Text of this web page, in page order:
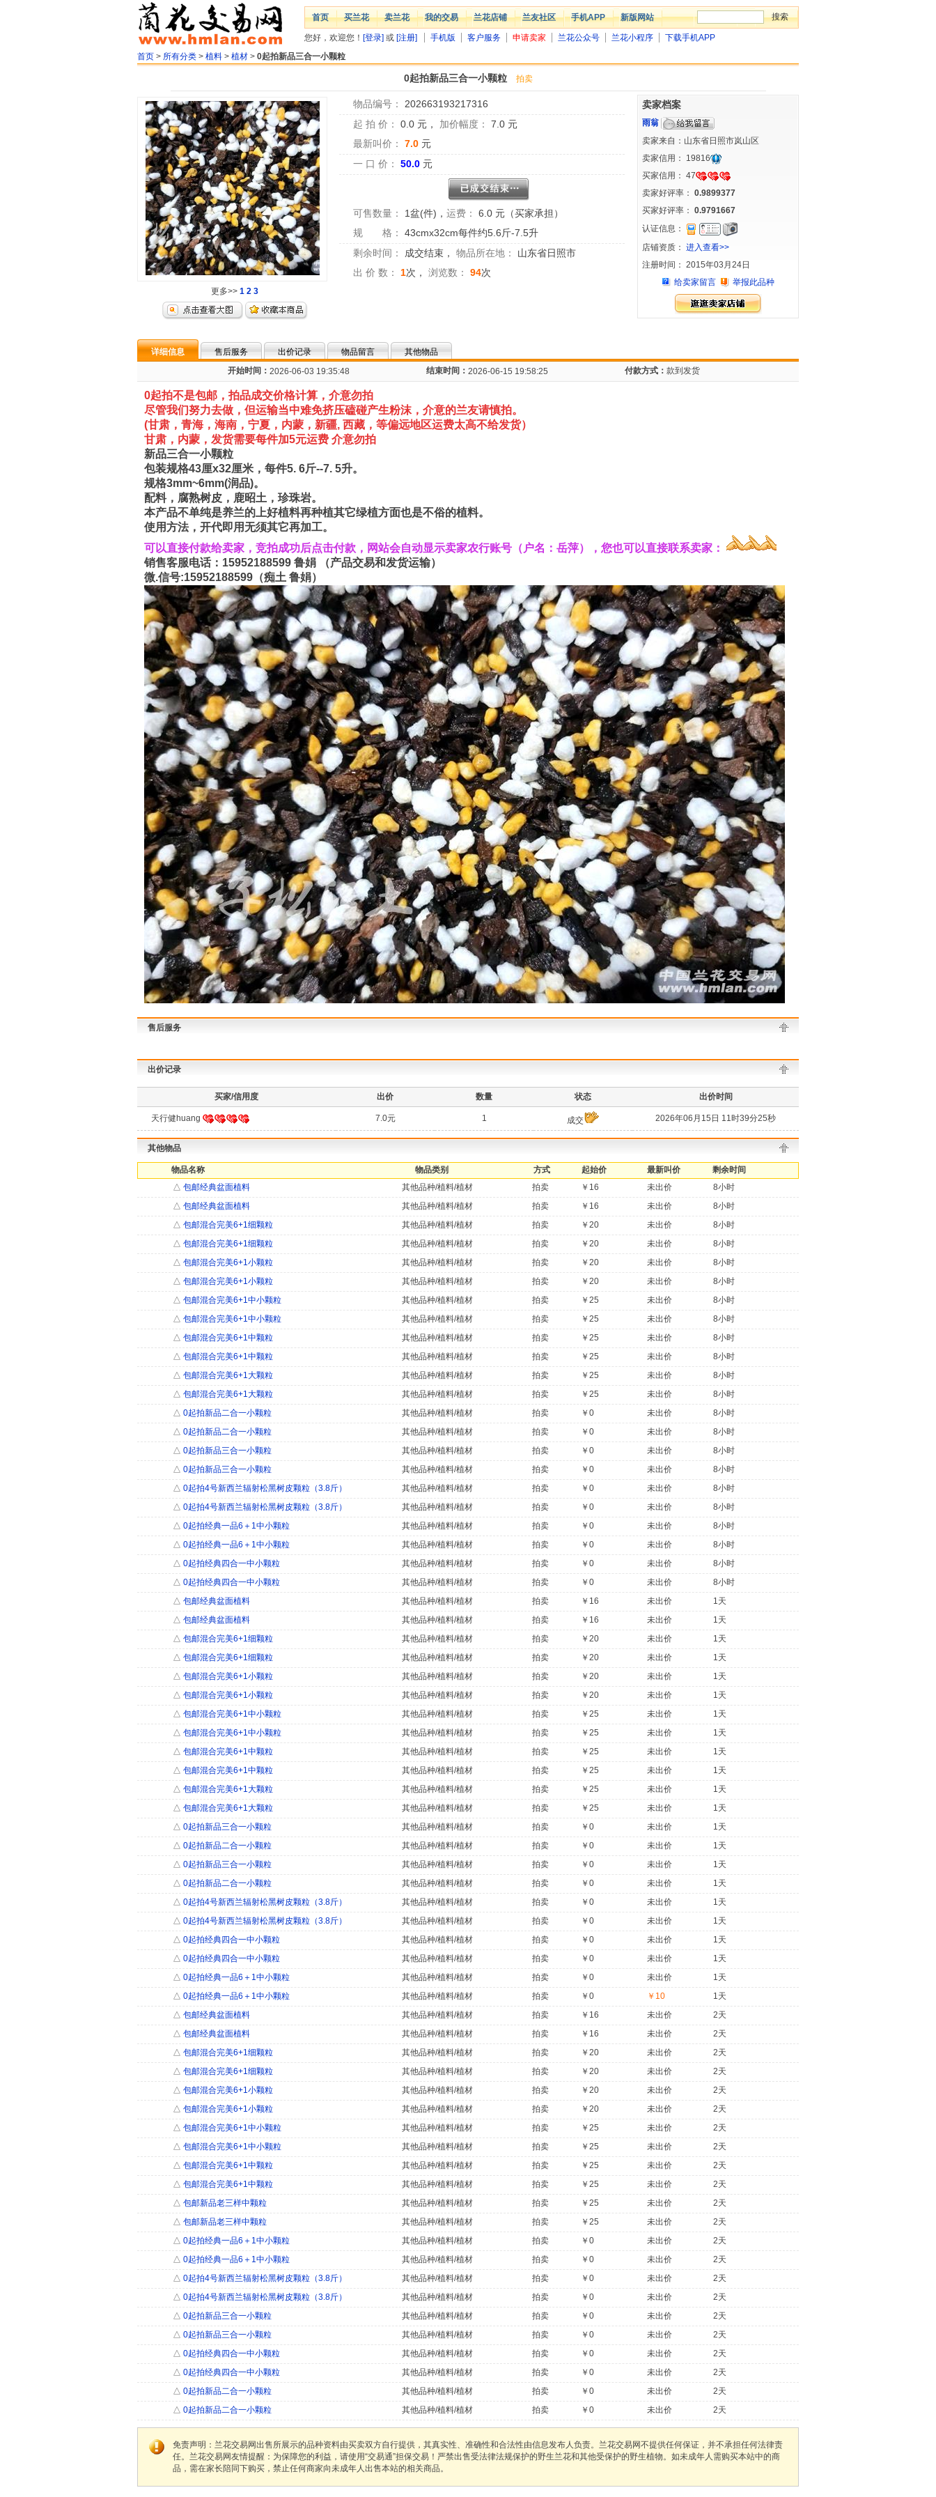
首页 买兰花 卖兰花 我的交易 兰花店铺 兰友社区 手机APP 新版网站
您好，欢迎您！ [登录] 或 [注册] 手机版 客户服务 申请卖家 兰花公众号 兰花小程序
下载手机APP
首页 > 所有分类 > 植料 > 植材 > 0起拍新品三合一小颗粒
0起拍新品三合一小颗粒 拍卖
更多>> 1 2 3
物品编号：
202663193217316
起 拍 价：
0.0 元， 加价幅度： 7.0 元
最新叫价：
7.0 元
一 口 价：
50.0 元
可售数量： 1盆(件) ， 运费：
6.0 元（买家承担）
规 格：
43cmx32cm每件约5.6斤-7.5升
剩余时间：
成交结束 ， 物品所在地：
山东省日照市
出 价 数：
1次， 浏览数： 94次
卖家档案
雨翁
卖家来自：山东省日照市岚山区
卖家信用： 19816
买家信用： 47
卖家好评率： 0.9899377
买家好评率： 0.9791667
认证信息：
店铺资质： 进入查看>>
注册时间： 2015年03月24日
给卖家留言
举报此品种
详细信息 售后服务 出价记录 物品留言
其他物品
开始时间： 2026-06-03 19:35:48 结束时间： 2026-06-15 19:58:25 付款方式： 款到发货
0起拍不是包邮，拍品成交价格计算，介意勿拍
尽管我们努力去做，但运输当中难免挤压磕碰产生粉沫，介意的兰友请慎拍。
(甘肃， 青海，海南，宁夏，内蒙，新疆, 西藏，等偏远地区运费太高不给发货）
甘肃，内蒙，发货需要每件加5元运费 介意勿拍
新品三合一小颗粒
包装规格43厘x32厘米，每件5. 6斤--7. 5升。
规格3mm~6mm(润品)。
配料，腐熟树皮，鹿昭土，珍珠岩。
本产品不单纯是养兰的上好植料再种植其它绿植方面也是不俗的植料。
使用方法，开代即用无须其它再加工。
可以直接付款给卖家，竞拍成功后点击付款，网站会自动显示卖家农行账号（户名：岳萍），您也可以直接联系卖家：
销售客服电话：15952188599 鲁娟 （产品交易和发货运输）
微.信号:15952188599（痴土 鲁娟）
售后服务
出价记录
买家/信用度 出价 数量 状态 出价时间
天行健huang 7.0元 1 成交 2026年06月15日 11时39分25秒
其他物品
物品名称 物品类别 方式 起始价 最新叫价
剩余时间
△ 包邮经典盆面植料 其他品种/植料/植材 拍卖 ￥16 未出价
8小时
△ 包邮经典盆面植料 其他品种/植料/植材 拍卖 ￥16 未出价
8小时
△ 包邮混合完美6+1细颗粒 其他品种/植料/植材 拍卖 ￥20 未出价
8小时
△ 包邮混合完美6+1细颗粒 其他品种/植料/植材 拍卖 ￥20 未出价
8小时
△ 包邮混合完美6+1小颗粒 其他品种/植料/植材 拍卖 ￥20 未出价
8小时
△ 包邮混合完美6+1小颗粒 其他品种/植料/植材 拍卖 ￥20 未出价
8小时
△ 包邮混合完美6+1中小颗粒 其他品种/植料/植材 拍卖 ￥25 未出价
8小时
△ 包邮混合完美6+1中小颗粒 其他品种/植料/植材 拍卖 ￥25 未出价
8小时
△ 包邮混合完美6+1中颗粒 其他品种/植料/植材 拍卖 ￥25 未出价
8小时
△ 包邮混合完美6+1中颗粒 其他品种/植料/植材 拍卖 ￥25 未出价
8小时
△ 包邮混合完美6+1大颗粒 其他品种/植料/植材 拍卖 ￥25 未出价
8小时
△ 包邮混合完美6+1大颗粒 其他品种/植料/植材 拍卖 ￥25 未出价
8小时
△ 0起拍新品二合一小颗粒 其他品种/植料/植材 拍卖 ￥0 未出价
8小时
△ 0起拍新品二合一小颗粒 其他品种/植料/植材 拍卖 ￥0 未出价
8小时
△ 0起拍新品三合一小颗粒 其他品种/植料/植材 拍卖 ￥0 未出价
8小时
△ 0起拍新品三合一小颗粒 其他品种/植料/植材 拍卖 ￥0 未出价
8小时
△ 0起拍4号新西兰辐射松黑树皮颗粒（3.8斤） 其他品种/植料/植材 拍卖 ￥0 未出价
8小时
△ 0起拍4号新西兰辐射松黑树皮颗粒（3.8斤） 其他品种/植料/植材 拍卖 ￥0 未出价
8小时
△ 0起拍经典一品6＋1中小颗粒 其他品种/植料/植材 拍卖 ￥0 未出价
8小时
△ 0起拍经典一品6＋1中小颗粒 其他品种/植料/植材 拍卖 ￥0 未出价
8小时
△ 0起拍经典四合一中小颗粒 其他品种/植料/植材 拍卖 ￥0 未出价
8小时
△ 0起拍经典四合一中小颗粒 其他品种/植料/植材 拍卖 ￥0 未出价
8小时
△ 包邮经典盆面植料 其他品种/植料/植材 拍卖 ￥16 未出价
1天
△ 包邮经典盆面植料 其他品种/植料/植材 拍卖 ￥16 未出价
1天
△ 包邮混合完美6+1细颗粒 其他品种/植料/植材 拍卖 ￥20 未出价
1天
△ 包邮混合完美6+1细颗粒 其他品种/植料/植材 拍卖 ￥20 未出价
1天
△ 包邮混合完美6+1小颗粒 其他品种/植料/植材 拍卖 ￥20 未出价
1天
△ 包邮混合完美6+1小颗粒 其他品种/植料/植材 拍卖 ￥20 未出价
1天
△ 包邮混合完美6+1中小颗粒 其他品种/植料/植材 拍卖 ￥25 未出价
1天
△ 包邮混合完美6+1中小颗粒 其他品种/植料/植材 拍卖 ￥25 未出价
1天
△ 包邮混合完美6+1中颗粒 其他品种/植料/植材 拍卖 ￥25 未出价
1天
△ 包邮混合完美6+1中颗粒 其他品种/植料/植材 拍卖 ￥25 未出价
1天
△ 包邮混合完美6+1大颗粒 其他品种/植料/植材 拍卖 ￥25 未出价
1天
△ 包邮混合完美6+1大颗粒 其他品种/植料/植材 拍卖 ￥25 未出价
1天
△ 0起拍新品三合一小颗粒 其他品种/植料/植材 拍卖 ￥0 未出价
1天
△ 0起拍新品二合一小颗粒 其他品种/植料/植材 拍卖 ￥0 未出价
1天
△ 0起拍新品三合一小颗粒 其他品种/植料/植材 拍卖 ￥0 未出价
1天
△ 0起拍新品二合一小颗粒 其他品种/植料/植材 拍卖 ￥0 未出价
1天
△ 0起拍4号新西兰辐射松黑树皮颗粒（3.8斤） 其他品种/植料/植材 拍卖 ￥0 未出价
1天
△ 0起拍4号新西兰辐射松黑树皮颗粒（3.8斤） 其他品种/植料/植材 拍卖 ￥0 未出价
1天
△ 0起拍经典四合一中小颗粒 其他品种/植料/植材 拍卖 ￥0 未出价
1天
△ 0起拍经典四合一中小颗粒 其他品种/植料/植材 拍卖 ￥0 未出价
1天
△ 0起拍经典一品6＋1中小颗粒 其他品种/植料/植材 拍卖 ￥0 未出价
1天
△ 0起拍经典一品6＋1中小颗粒 其他品种/植料/植材 拍卖 ￥0 ￥10
1天
△ 包邮经典盆面植料 其他品种/植料/植材 拍卖 ￥16 未出价
2天
△ 包邮经典盆面植料 其他品种/植料/植材 拍卖 ￥16 未出价
2天
△ 包邮混合完美6+1细颗粒 其他品种/植料/植材 拍卖 ￥20 未出价
2天
△ 包邮混合完美6+1细颗粒 其他品种/植料/植材 拍卖 ￥20 未出价
2天
△ 包邮混合完美6+1小颗粒 其他品种/植料/植材 拍卖 ￥20 未出价
2天
△ 包邮混合完美6+1小颗粒 其他品种/植料/植材 拍卖 ￥20 未出价
2天
△ 包邮混合完美6+1中小颗粒 其他品种/植料/植材 拍卖 ￥25 未出价
2天
△ 包邮混合完美6+1中小颗粒 其他品种/植料/植材 拍卖 ￥25 未出价
2天
△ 包邮混合完美6+1中颗粒 其他品种/植料/植材 拍卖 ￥25 未出价
2天
△ 包邮混合完美6+1中颗粒 其他品种/植料/植材 拍卖 ￥25 未出价
2天
△ 包邮新品老三样中颗粒 其他品种/植料/植材 拍卖 ￥25 未出价
2天
△ 包邮新品老三样中颗粒 其他品种/植料/植材 拍卖 ￥25 未出价
2天
△ 0起拍经典一品6＋1中小颗粒 其他品种/植料/植材 拍卖 ￥0 未出价
2天
△ 0起拍经典一品6＋1中小颗粒 其他品种/植料/植材 拍卖 ￥0 未出价
2天
△ 0起拍4号新西兰辐射松黑树皮颗粒（3.8斤） 其他品种/植料/植材 拍卖 ￥0 未出价
2天
△ 0起拍4号新西兰辐射松黑树皮颗粒（3.8斤） 其他品种/植料/植材 拍卖 ￥0 未出价
2天
△ 0起拍新品三合一小颗粒 其他品种/植料/植材 拍卖 ￥0 未出价
2天
△ 0起拍新品三合一小颗粒 其他品种/植料/植材 拍卖 ￥0 未出价
2天
△ 0起拍经典四合一中小颗粒 其他品种/植料/植材 拍卖 ￥0 未出价
2天
△ 0起拍经典四合一中小颗粒 其他品种/植料/植材 拍卖 ￥0 未出价
2天
△ 0起拍新品二合一小颗粒 其他品种/植料/植材 拍卖 ￥0 未出价
2天
△ 0起拍新品二合一小颗粒 其他品种/植料/植材 拍卖 ￥0 未出价 2天
免责声明：兰花交易网出售所展示的品种资料由买卖双方自行提供，其真实性、准确性和合法性由信息发布人负责。兰花交易网不提供任何保证，并不承担任何法律责
任。兰花交易网友情提醒：为保障您的利益，请使用“交易通”担保交易！严禁出售受法律法规保护的野生兰花和其他受保护的野生植物。如未成年人需购买本站中的商
品，需在家长陪同下购买，禁止任何商家向未成年人出售本站的相关商品。